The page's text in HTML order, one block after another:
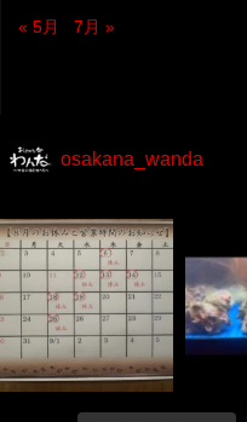
« 5月 7月 »
osakana_wanda